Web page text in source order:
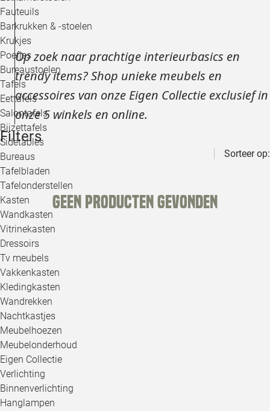
Fauteuils
Barkrukken & -stoelen
Krukjes
Poefjes
Bureaustoelen
Tafels
Eettafels
Salontafels
Bijzettafels
Sidetables
Bureaus
Tafelbladen
Tafelonderstellen
Kasten
Wandkasten
Vitrinekasten
Dressoirs
Tv meubels
Vakkenkasten
Kledingkasten
Wandrekken
Nachtkastjes
Meubelhoezen
Meubelonderhoud
Eigen Collectie
Verlichting
Binnenverlichting
Hanglampen
Op zoek naar prachtige interieurbasics en
trendy items? Shop unieke meubels en
accessoires van onze Eigen Collectie exclusief in
onze 5 winkels en online.
Filters
Sorteer op:
Geen producten gevonden